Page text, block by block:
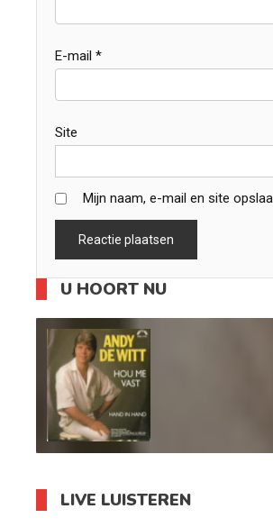
E-mail *
Site
Mijn naam, e-mail en site
U HOORT NU
LIVE LUISTEREN